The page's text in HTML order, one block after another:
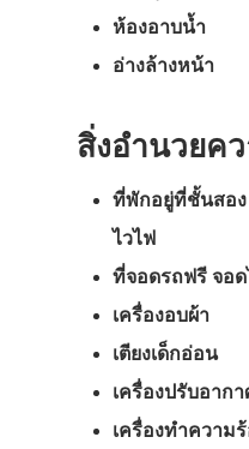
ห้องอาบน้ำ
อ่างล้างหน้า
สิ่งอำนวยค
ที่พักอยู่ที่ชั้นสอง
ไวไฟ
ที่จอดรถฟรี จอ
เครื่องอบผ้า
เตียงเด็กอ่อน
เครื่องปรับอากา
เครื่องทำความ